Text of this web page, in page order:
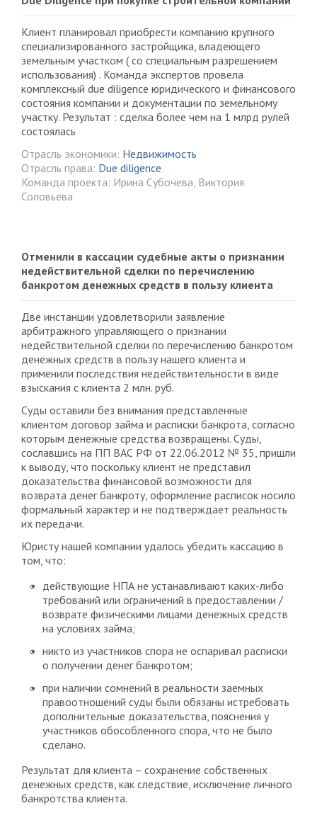
Клиент планировал приобрести компанию крупного
специализированного застройщика, владеющего
земельным участком ( со специальным разрешением
использования) . Команда экспертов провела
комплексный due diligence юридического и финансового
состояния компании и документации по земельному
участку. Результат : сделка более чем на 1 млрд рулей
состоялась
Отрасль экономики: Недвижимость
Отрасль права: Due diligence
Команда проекта: Ирина Субочева, Виктория
Соловьева
Отменили в кассации судебные акты о признании
недействительной сделки по перечислению
банкротом денежных средств в пользу клиента
Две инстанции удовлетворили заявление
арбитражного управляющего о признании
недействительной сделки по перечислению банкротом
денежных средств в пользу нашего клиента и
применили последствия недействительности в виде
взыскания с клиента 2 млн. руб.
Суды оставили без внимания представленные
клиентом договор займа и расписки банкрота, согласно
которым денежные средства возвращены. Суды,
сославшись на ПП ВАС РФ от 22.06.2012 № 35, пришли
к выводу, что поскольку клиент не представил
доказательства финансовой возможности для
возврата денег банкроту, оформление расписок носило
формальный характер и не подтверждает реальность
их передачи.
Юристу нашей компании удалось убедить кассацию в
том, что:
действующие НПА не устанавливают каких-либо
требований или ограничений в предоставлении /
возврате физическими лицами денежных средств
на условиях займа;
никто из участников спора не оспаривал расписки
о получении денег банкротом;
при наличии сомнений в реальности заемных
правоотношений суды были обязаны истребовать
дополнительные доказательства, пояснения у
участников обособленного спора, что не было
сделано.
Результат для клиента – сохранение собственных
денежных средств, как следствие, исключение личного
банкротства клиента.